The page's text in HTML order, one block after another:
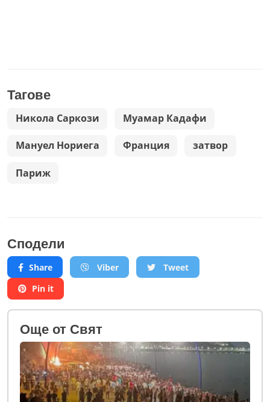
Тагове
Никола Саркози Муамар Кадафи
Мануел Нориега Франция затвор
Париж
Сподели
Share Viber
Tweet
Pin it
Oще от Свят